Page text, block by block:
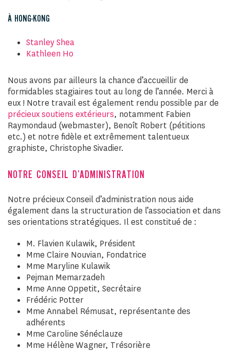
À HONG-KONG
Stanley Shea
Kathleen Ho
Nous avons par ailleurs la chance d’accueillir de
formidables stagiaires tout au long de l’année. Merci à
eux ! Notre travail est également rendu possible par de
précieux soutiens extérieurs, notamment Fabien
Raymondaud (webmaster), Benoît Robert (pétitions
etc.) et notre fidèle et extrêmement talentueux
graphiste, Christophe Sivadier.
NOTRE CONSEIL D’ADMINISTRATION
Notre précieux Conseil d’administration nous aide
également dans la structuration de l’association et dans
ses orientations stratégiques. Il est constitué de :
M. Flavien Kulawik, Président
Mme Claire Nouvian, Fondatrice
Mme Maryline Kulawik
Pejman Memarzadeh
Mme Anne Oppetit, Secrétaire
Frédéric Potter
Mme Annabel Rémusat, représentante des
adhérents
Mme Caroline Sénéclauze
Mme Hélène Wagner, Trésorière